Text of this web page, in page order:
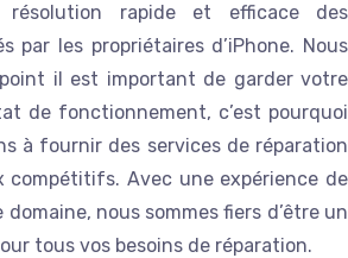
résolution rapide et efficace des
par les propriétaires d’iPhone. Nous
il est important de garder votre
de fonctionnement, c’est pourquoi
à fournir des services de réparation
compétitifs. Avec une expérience de
nous sommes fiers d’être un
tous vos besoins de réparation.